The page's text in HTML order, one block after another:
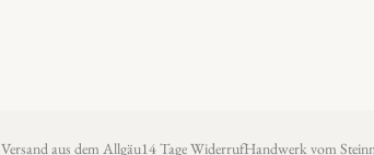
Versand aus dem Allgäu14 Tage WiderrufHandwerk vom